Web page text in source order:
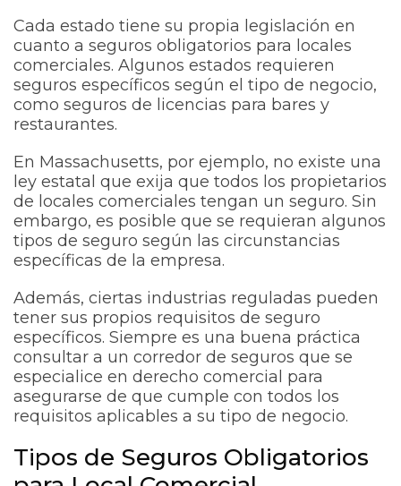
Cada estado tiene su propia legislación en
cuanto a seguros obligatorios para locales
comerciales. Algunos estados requieren
seguros específicos según el tipo de negocio,
como seguros de licencias para bares y
restaurantes.
En Massachusetts, por ejemplo, no existe una
ley estatal que exija que todos los propietarios
de locales comerciales tengan un seguro. Sin
embargo, es posible que se requieran algunos
tipos de seguro según las circunstancias
específicas de la empresa.
Además, ciertas industrias reguladas pueden
tener sus propios requisitos de seguro
específicos. Siempre es una buena práctica
consultar a un corredor de seguros que se
especialice en derecho comercial para
asegurarse de que cumple con todos los
requisitos aplicables a su tipo de negocio.
Tipos de Seguros Obligatorios